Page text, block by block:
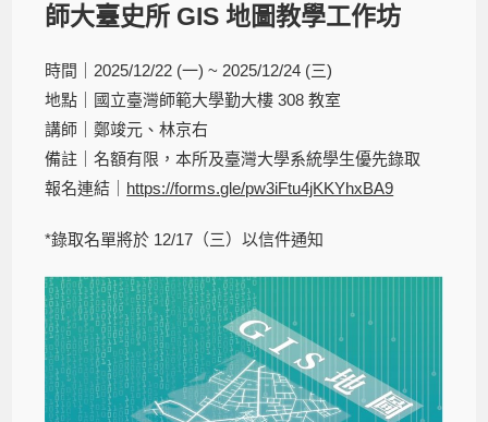
師大臺史所 GIS 地圖教學工作坊
時間｜2025/12/22 (一) ~ 2025/12/24 (三)
地點｜國立臺灣師範大學勤大樓 308 教室
講師｜鄭竣元、林京右
備註｜名額有限，本所及臺灣大學系統學生優先錄取
報名連結｜ https://forms.gle/pw3iFtu4jKKYhxBA9
*錄取名單將於 12/17（三）以信件通知